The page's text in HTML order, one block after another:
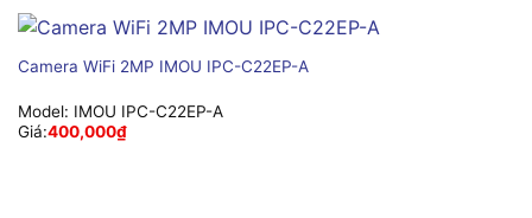
Camera WiFi 2MP IMOU IPC-C22EP-A
Model: IMOU IPC-C22EP-A
Giá:400,000₫